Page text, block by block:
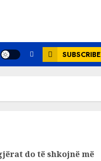
SUBSCRIBE
do të shkojnë më